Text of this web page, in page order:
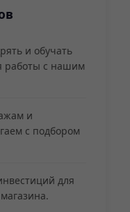
и обучать
работы с нашим
и
с подбором
для